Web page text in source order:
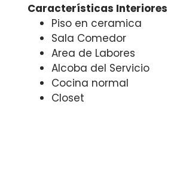
Características Interiores
Piso en ceramica
Sala Comedor
Area de Labores
Alcoba del Servicio
Cocina normal
Closet